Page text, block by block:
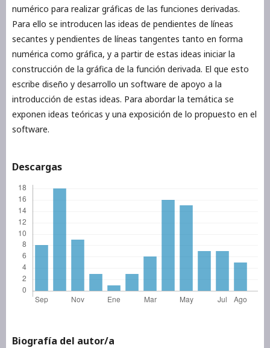
numérico para realizar gráficas de las funciones derivadas.
Para ello se introducen las ideas de pendientes de líneas
secantes y pendientes de líneas tangentes tanto en forma
numérica como gráfica, y a partir de estas ideas iniciar la
construcción de la gráfica de la función derivada. El que esto
escribe diseño y desarrollo un software de apoyo a la
introducción de estas ideas. Para abordar la temática se
exponen ideas teóricas y una exposición de lo propuesto en el
software.
Descargas
Biografía del autor/a